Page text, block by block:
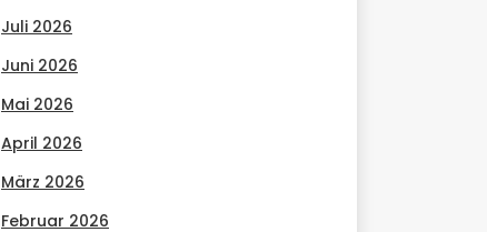
Juli 2026
Juni 2026
Mai 2026
April 2026
März 2026
Februar 2026